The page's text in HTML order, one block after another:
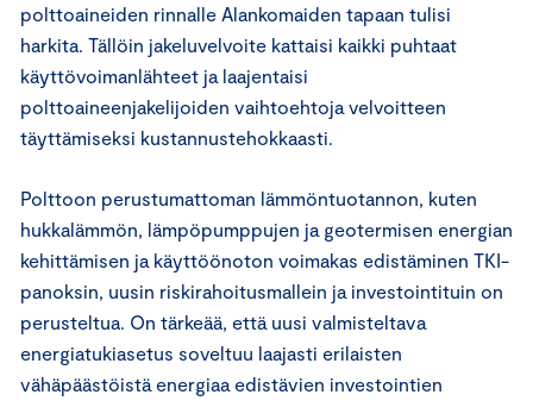
polttoaineiden rinnalle Alankomaiden tapaan tulisi
harkita. Tällöin jakeluvelvoite kattaisi kaikki puhtaat
käyttövoimanlähteet ja laajentaisi
polttoaineenjakelijoiden vaihtoehtoja velvoitteen
täyttämiseksi kustannustehokkaasti.
Polttoon perustumattoman lämmöntuotannon, kuten
hukkalämmön, lämpöpumppujen ja geotermisen energian
kehittämisen ja käyttöönoton voimakas edistäminen TKI-
panoksin, uusin riskirahoitusmallein ja investointituin on
perusteltua. On tärkeää, että uusi valmisteltava
energiatukiasetus soveltuu laajasti erilaisten
vähäpäästöistä energiaa edistävien investointien